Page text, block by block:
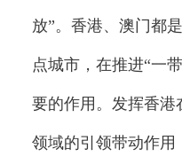
放”。香港、澳门都
点城市，在推进“一
要的作用。发挥香港
领域的引领带动作用